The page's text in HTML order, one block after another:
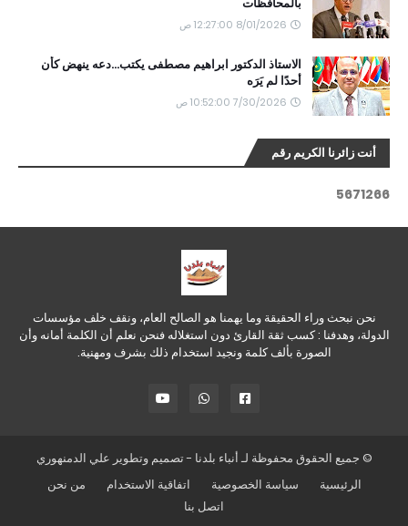
8/01/2026 12:27:00 ص
الاستاذ الدكتور ابراهيم مصطفى يكتب...دعه ينهض كأن
أحدًا لم يَرَه
7/30/2026 10:52:00 ص
أنت زائرنا الكريم رقم
5671266
نحن نبحث وراء الحقيقة وما يهمنا هو الصالح العام، ونقف خلف مؤسسات
الدولة، وهدفنا : كسب ثقة القارئ دون استغلاله فنحن نعلم أن الكلمة أمانه وأن
الصورة بألف كلمة ونجيد استخدام ذلك بشرف ومهنية.
© جميع الحقوق محفوظة لـ أنباء بلدنا - تصميم وتطوير علي الدمنهوري
الرئيسية
سياسة الخصوصية اتفاقية الاستخدام
من نحن
اتصل بنا